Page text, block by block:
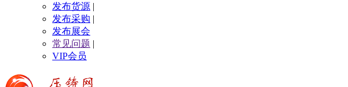
发布货源 |
发布采购 |
发布展会
常见问题 |
VIP会员